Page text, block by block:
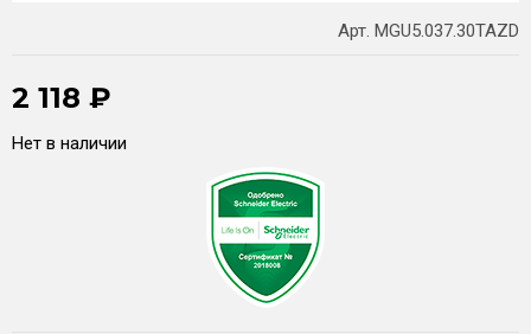
Арт. MGU5.037.30TAZD
2 118 ₽
Нет в наличии